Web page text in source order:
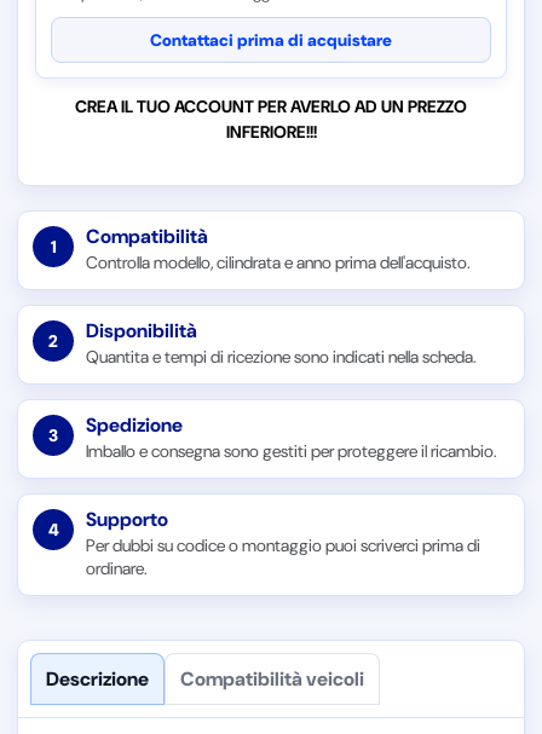
Contattaci prima di acquistare
CREA IL TUO ACCOUNT PER AVERLO AD UN PREZZO
INFERIORE!!!
1 Compatibilità
Controlla modello, cilindrata e anno prima dell'acquisto.
2 Disponibilità
Quantita e tempi di ricezione sono indicati nella scheda.
3 Spedizione
Imballo e consegna sono gestiti per proteggere il ricambio.
4 Supporto
Per dubbi su codice o montaggio puoi scriverci prima di
ordinare.
Descrizione Compatibilità veicoli